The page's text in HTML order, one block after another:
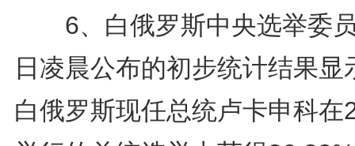
6、白俄罗斯中央选举委
日凌晨公布的初步统计结果显
白俄罗斯现任总统卢卡申科在